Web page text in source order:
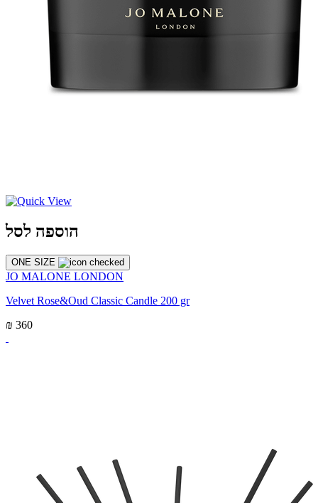
הוספה לסל
ONE SIZE
JO MALONE LONDON
Velvet Rose&Oud Classic Candle 200 gr
₪ 360